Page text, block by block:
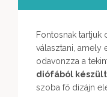
Fontosnak tartjuk
választani, amely
odavonzza a
diófából készült
szoba fő dizájn